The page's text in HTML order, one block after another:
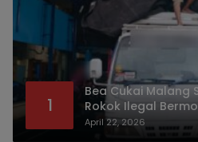
1
Bea Cukai Malang
Rokok Ilegal
April 22, 2026